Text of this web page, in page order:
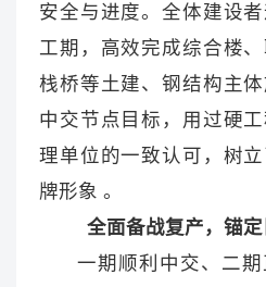
安全与进度。全体建设
工期，高效完成综合楼
栈桥等土建、钢结构主
中交节点目标，用过硬
理单位的一致认可，树
牌形象 。
全面备战复产，锚
一期顺利中交、二